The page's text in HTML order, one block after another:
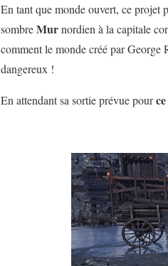
En tant que monde ouvert, ce projet
sombreMurnordien à la capitale
comment le monde créé par
dangereux !
En attendant sa sortie prévue pour